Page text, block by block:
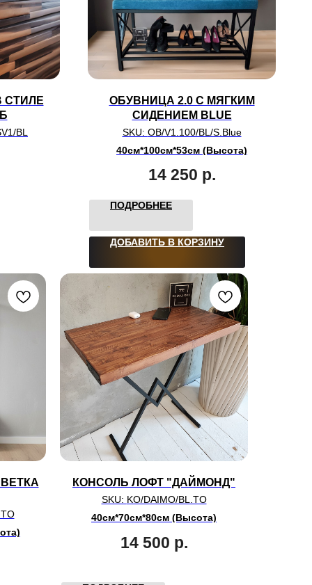
СТИЛЕ
BL
ОБУВНИЦА 2.0 С МЯГКИМ
СИДЕНИЕМ BLUE
SKU: OB/V1.100/BL/S.Blue
40см*100см*53см (Высота)
14 250 р.
ПОДРОБНЕЕ
ДОБАВИТЬ В КОРЗИНУ
КОНСОЛЬ ЛОФТ "ДАЙМОНД"
SKU: KO/DAIMO/BL.TO
40см*70см*80см (Высота)
14 500 р.